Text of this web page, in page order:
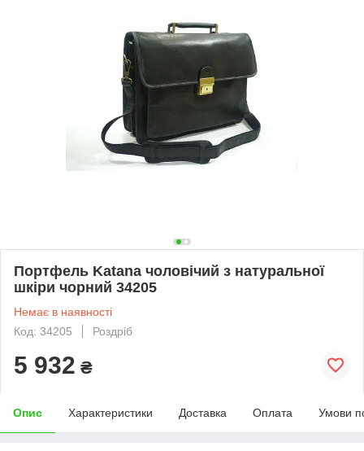
Портфель Katana чоловічий з натуральної
шкіри чорний 34205
Немає в наявності
Код: 34205
Роздріб
5 932 ₴
Опис Характеристики Доставка Оплата Умови